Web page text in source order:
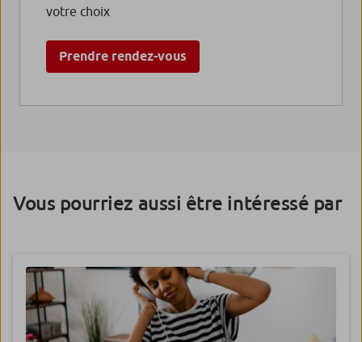
votre choix
Prendre rendez-vous
Vous pourriez aussi être intéressé par